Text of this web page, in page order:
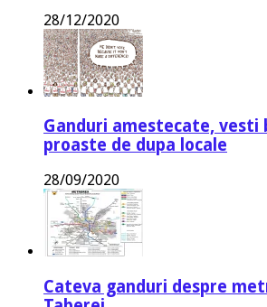
28/12/2020
Ganduri amestecate, vesti
proaste de dupa locale
28/09/2020
Cateva ganduri despre